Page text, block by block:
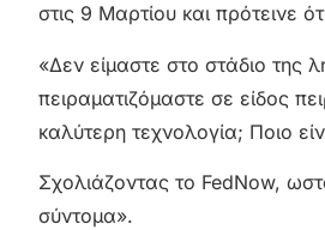
στις 9 Μαρτίου και πρότεινε
«Δεν είμαστε στο στάδιο της
πειραματιζόμαστε σε είδος
καλύτερη τεχνολογία; Ποιο
Σχολιάζοντας το FedNow,
σύντομα».